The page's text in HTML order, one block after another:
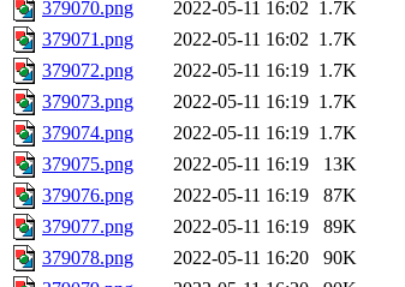
379070.png
2022-05-11 16:02 1.7K
379071.png
2022-05-11 16:02 1.7K
379072.png
2022-05-11 16:19 1.7K
379073.png
2022-05-11 16:19 1.7K
379074.png
2022-05-11 16:19 1.7K
379075.png
2022-05-11 16:19
13K
379076.png
2022-05-11 16:19
87K
379077.png
2022-05-11 16:19
89K
379078.png
2022-05-11 16:20
90K